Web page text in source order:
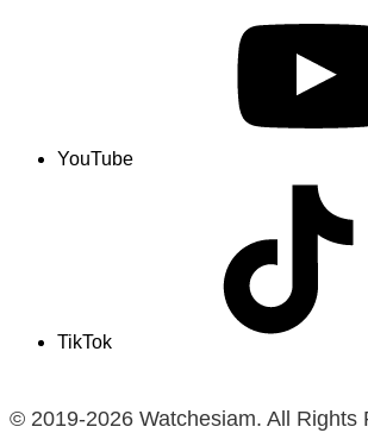
YouTube
TikTok
© 2019-2026 Watchesiam. All Rights